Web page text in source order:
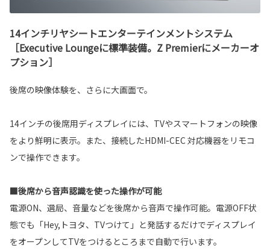
14インチリヤシートエンターテインメントシステム
［Executive Loungeに標準装備。Z Premierにメーカーオ
プション］
後席の映像体験を、さらに大画面で。
14インチの後席用ディスプレイには、TVやスマートフォンの映像
をより鮮明に表示。また、接続したHDMI-CEC 対応機器をリモコ
ンで操作できます。
■後席から音声認識を使った操作が可能
電源ON、選局、音量などを後席から音声で操作可能。電源OFF状
態でも「Hey,トヨタ、TVつけて」と発話するだけでディスプレイ
をオープンしてTVをつけるところまで自動で行います。